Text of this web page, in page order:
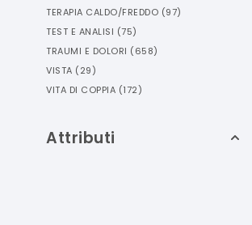
TERAPIA CALDO/FREDDO (97)
TEST E ANALISI (75)
TRAUMI E DOLORI (658)
VISTA (29)
VITA DI COPPIA (172)
Attributi